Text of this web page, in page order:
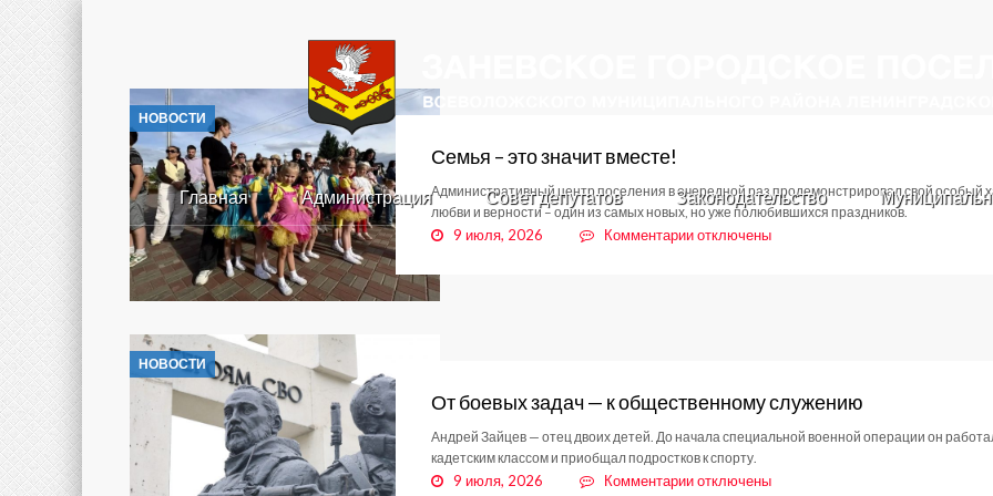
Главная Администрация Совет депутатов Законодательство
НОВОСТИ
Семья – это значит вместе!
Административный центр поселения в очередной раз продемонстрировал свой особый
любви и верности – один из самых новых, но уже полюбившихся праздников.
9 июля, 2026 Комментариикотключены
НОВОСТИ
От боевых задач — к общественному служению
Андрей Зайцев — отец двоих детей. До начала специальной военной операции он
кадетским классом и приобщал подростков к спорту.
9 июля, 2026 Комментариикотключены